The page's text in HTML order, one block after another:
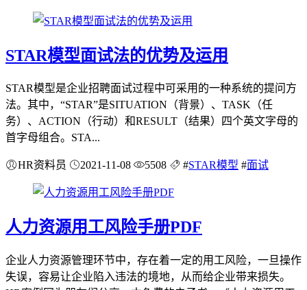
STAR模型面试法的优势及运用
STAR模型是企业招聘面试过程中可采用的一种系统的提问方
法。其中，“STAR”是SITUATION（背景）、TASK（任
务）、ACTION（行动）和RESULT（结果）四个英文字母的
首字母组合。STA...
HR资料员 2021-11-08 5508 #STAR模型 #面试
人力资源用工风险手册PDF
企业人力资源管理环节中，存在着一定的用工风险，一旦操作
失误，容易让企业陷入违法的境地，从而给企业带来损失。